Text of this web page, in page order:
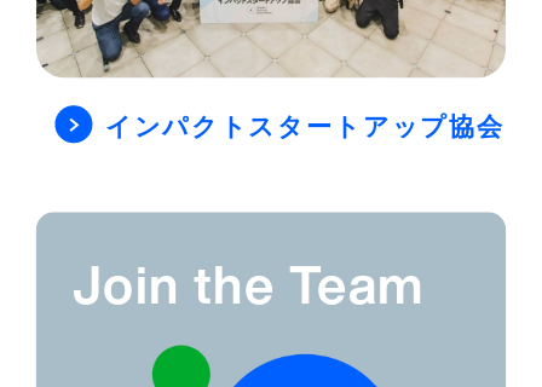
インパクトスタートアップ協会
Join the Team